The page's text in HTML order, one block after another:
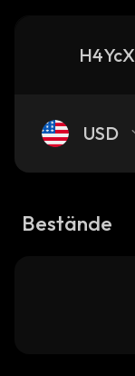
USD
Bestände